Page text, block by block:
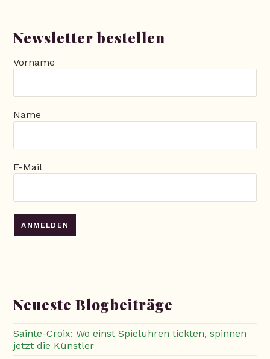
Newsletter bestellen
Vorname
Name
E-Mail
Neueste Blogbeiträge
Sainte-Croix: Wo einst Spieluhren tickten, spinnen
jetzt die Künstler